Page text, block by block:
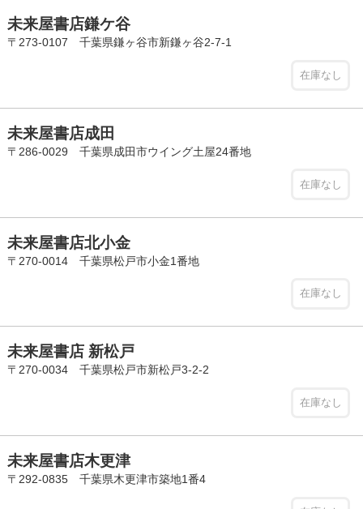
未来屋書店鎌ケ谷
〒273-0107 千葉県鎌ヶ谷市新鎌ヶ谷2-7-1
在庫なし
未来屋書店成田
〒286-0029 千葉県成田市ウイング土屋24番地
在庫なし
未来屋書店北小金
〒270-0014 千葉県松戸市小金1番地
在庫なし
未来屋書店 新松戸
〒270-0034 千葉県松戸市新松戸3-2-2
在庫なし
未来屋書店木更津
〒292-0835 千葉県木更津市築地1番4